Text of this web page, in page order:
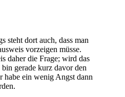
steht dort auch, dass man
vorzeigen müsse.
daher die Frage; wird das
gerade kurz davor den
habe ein wenig Angst dann